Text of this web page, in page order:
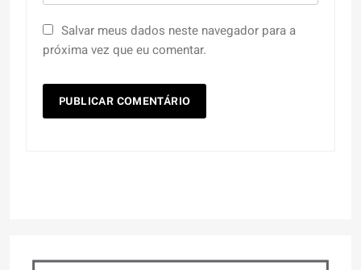
Salvar meus dados neste navegador para a
próxima vez que eu comentar.